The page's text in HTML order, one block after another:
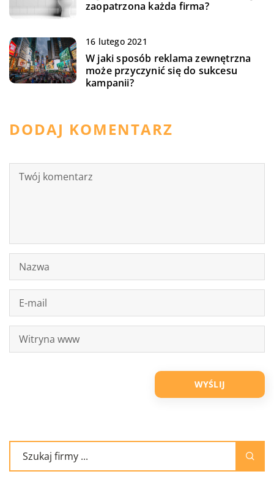
zaopatrzona każda firma?
16 lutego 2021
W jaki sposób reklama zewnętrzna
może przyczynić się do sukcesu
kampanii?
DODAJ KOMENTARZ